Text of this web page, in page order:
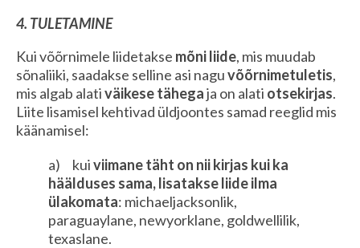
4. TULETAMINE
Kui võõrnimele liidetakse mõni liide, mis muudab
sõnaliiki, saadakse selline asi naguvõõrnimetuletis,
mis algab alativäikese tähegaja on alati otsekirjas.
Liite lisamisel kehtivad üldjoontes samad reeglid mis
käänamisel:
a) kuiviimane täht on nii kirjas kui ka
häälduses sama, lisatakse liide ilma
ülakomata: michaeljacksonlik,
paraguaylane, newyorklane, goldwellilik,
texaslane.